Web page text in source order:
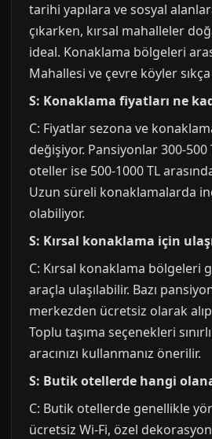
tarihi yapılara ve sosyal
çıkarken, kırsal mahalleler
ideal. Konaklama bölgeleri
Mahallesi ve çevre köyler
S: Konaklama fiyatları ne
C: Fiyatlar sezona ve
değişiyor. Pansiyonlar 300-500
oteller ise 500-1000 TL
Uzun süreli konaklamalarda
olabiliyor.
S: Kırsal konaklama için
C: Kırsal konaklama bölgeleri
araçla ulaşılabilir. Bazı
merkezden ücretsiz olarak
Toplu taşıma seçenekleri
aracınızı kullanmanız önerilir.
S: Butik otellerde hangi
C: Butik otellerde genellikle
ücretsiz Wi-Fi, özel dekorasyon